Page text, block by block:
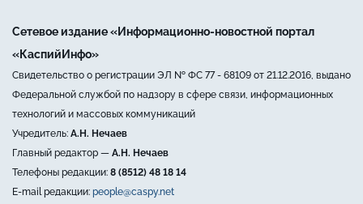
Сетевое издание «Информационно-новостной портал
«КаспийИнфо»
Свидетельство о регистрации ЭЛ № ФС 77 - 68109 от 21.12.2016, выдано
Федеральной службой по надзору в сфере связи, информационных
технологий и массовых коммуникаций
Учредитель: А.Н. Нечаев
Главный редактор — А.Н. Нечаев
Телефоны редакции: 8 (8512) 48 18 14
E-mail редакции: people@caspy.net